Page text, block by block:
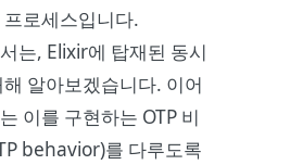
로세스입니다.
는, Elixir에 탑재된 동시
알아보겠습니다. 이어
이를 구현하는 OTP 비
behavior)를 다루도록